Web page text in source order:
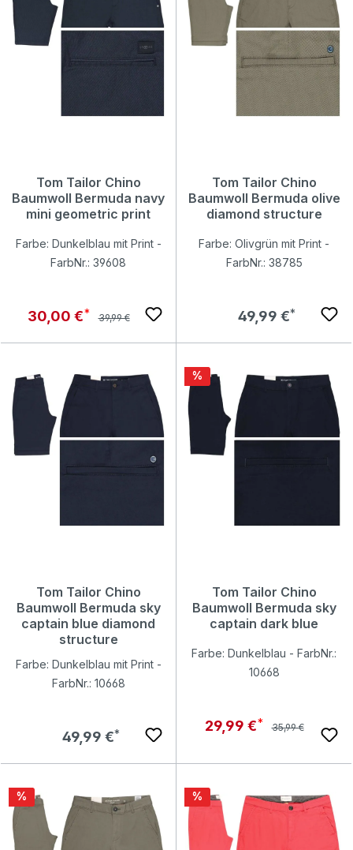
Tom Tailor Chino
Baumwoll Bermuda navy
mini geometric print
Farbe: Dunkelblau mit Print -
FarbNr.: 39608
Verkaufspreis:
30,00 € Regulärer Preis:
39,99 €
Tom Tailor Chino
Baumwoll Bermuda olive
diamond structure
Farbe: Olivgrün mit Print -
FarbNr.: 38785
Regulärer Preis:
49,99 €
Tom Tailor Chino
Baumwoll Bermuda sky
captain blue diamond
structure
Farbe: Dunkelblau mit Print -
FarbNr.: 10668
Regulärer Preis:
49,99 €
Rabatt
%
Tom Tailor Chino
Baumwoll Bermuda sky
captain dark blue
Farbe: Dunkelblau - FarbNr.:
10668
Verkaufspreis:
29,99 € Regulärer Preis:
35,99 €
Rabatt
% Rabatt
%